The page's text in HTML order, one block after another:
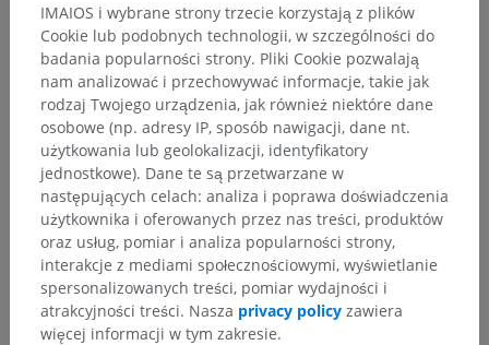
Neuroanatomia człowieka
Tłumaczenia
Zauważyłeś błąd?
Zachęcamy do przesyłania sugestii poprawek,
tłumaczeń lub innych treści, które przełożą się na
lepszą jakość materiałów.
IMAIOS i wybrane strony trzecie korzystają z plików
Cookie lub podobnych technologii, w szczególności do
badania popularności strony. Pliki Cookie pozwalają
nam analizować i przechowywać informacje, takie jak
rodzaj Twojego urządzenia, jak również niektóre dane
osobowe (np. adresy IP, sposób nawigacji, dane nt.
użytkowania lub geolokalizacji, identyfikatory
jednostkowe). Dane te są przetwarzane w
następujących celach: analiza i poprawa doświadczenia
użytkownika i oferowanych przez nas treści, produktów
oraz usług, pomiar i analiza popularności strony,
interakcje z mediami społecznościowymi, wyświetlanie
spersonalizowanych treści, pomiar wydajności i
atrakcyjności treści. Nasza privacy policy zawiera
więcej informacji w tym zakresie.